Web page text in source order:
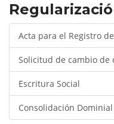
Acta para el Registro
Solicitud de cambio de
Escritura Social
Consolidación Dominial